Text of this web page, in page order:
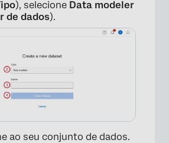
), selecione Data modeler
de dados).
ao seu conjunto de dados.